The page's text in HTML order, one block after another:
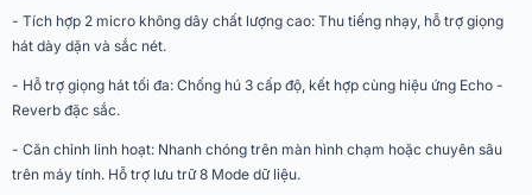
Bluetooth
Ver 5.0, 2.4GHz Class 2 support,
Khối lượng tịnh
12Kg
Tần số sóng mang 630 MHz ~ 690 MHz
- Tích hợp 2 micro không dây chất lượng cao: Thu tiếng nhạy, hỗ trợ giọng
hát dày dặn và sắc nét.
- Hỗ trợ giọng hát tối đa: Chống hú 3 cấp độ, kết hợp cùng hiệu ứng Echo -
Reverb đặc sắc.
- Căn chỉnh linh hoạt: Nhanh chóng trên màn hình chạm hoặc chuyên sâu
trên máy tính. Hỗ trợ lưu trữ 8 Mode dữ liệu.